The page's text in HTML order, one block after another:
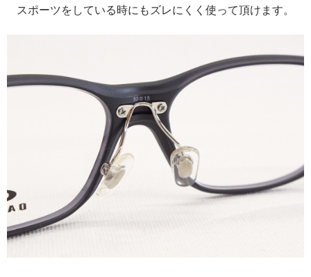
スポーツをしている時にもズレにくく使って頂けます。